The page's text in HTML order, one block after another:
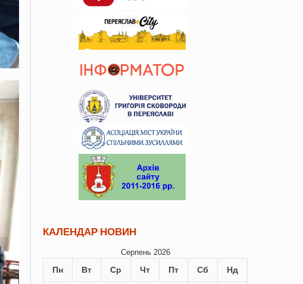
КАЛЕНДАР НОВИН
Серпень 2026
Пн Вт Ср Чт Пт Сб Нд